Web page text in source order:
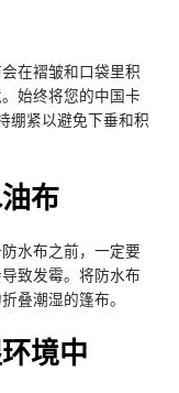
在褶皱和口袋里积
始终将您的中国卡
绷紧以避免下垂和积
布
水布之前，一定要
致发霉。将防水布
叠潮湿的篷布。
境中